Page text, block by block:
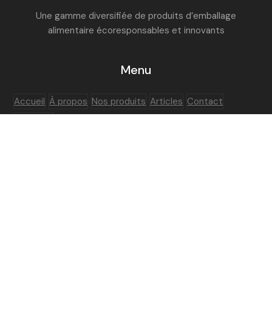
Une gamme diversifiée de produits d’emballage
alimentaire écoresponsables et innovants
Menu
Accueil À propos Nos produits Articles Contact